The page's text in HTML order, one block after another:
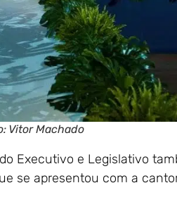
Vitor Machado
Executivo e Legislativo
se apresentou com a